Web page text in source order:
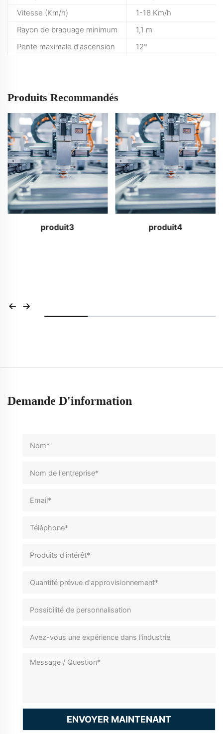
Vitesse (Km/h)
1-18 Km/h
Rayon de braquage minimum
1,1 m
Pente maximale d'ascension
12°
Produits Recommandés
produit3 produit4
Demande D'information
ENVOYER MAINTENANT